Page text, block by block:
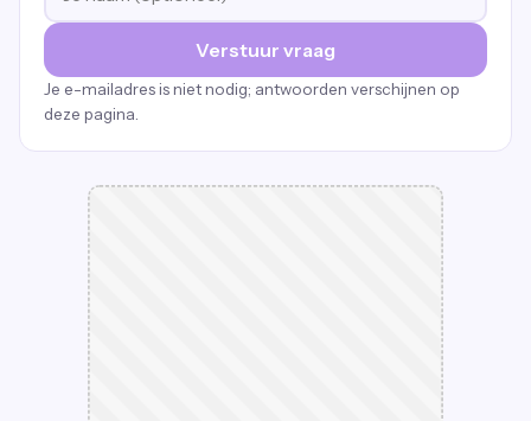
Verstuur vraag
Je e-mailadres is niet nodig; antwoorden verschijnen op
deze pagina.